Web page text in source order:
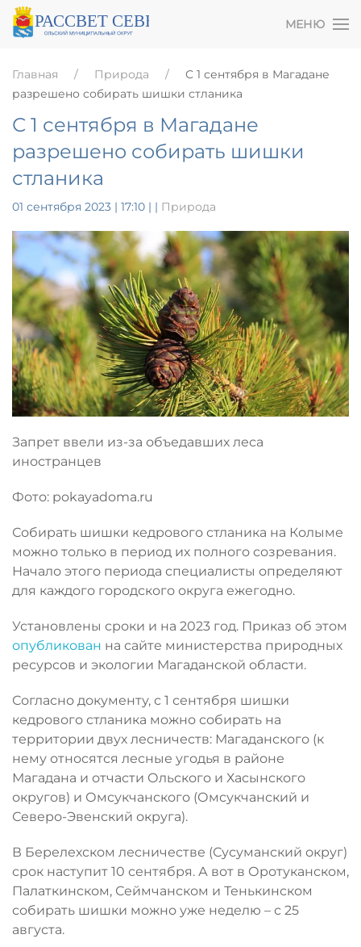
МЕНЮ
Главная Природа
С 1 сентября в Магадане
разрешено собирать шишки стланика
С 1 сентября в Магадане
разрешено собирать шишки
стланика
01 сентября 2023 | 17:10 | | Природа
Запрет ввели из-за объедавших леса
иностранцев
Фото: pokayadoma.ru
Собирать шишки кедрового стланика на Колыме
можно только в период их полного созревания.
Начало этого периода специалисты определяют
для каждого городского округа ежегодно.
Установлены сроки и на 2023 год. Приказ об этом
опубликован на сайте министерства природных
ресурсов и экологии Магаданской области.
Согласно документу, с 1 сентября шишки
кедрового стланика можно собирать на
территории двух лесничеств: Магаданского (к
нему относятся лесные угодья в районе
Магадана и отчасти Ольского и Хасынского
округов) и Омсукчанского (Омсукчанский и
Северо-Эвенский округа).
В Берелехском лесничестве (Сусуманский округ)
срок наступит 10 сентября. А вот в Оротуканском,
Палаткинском, Сеймчанском и Тенькинском
собирать шишки можно уже неделю – с 25
августа.